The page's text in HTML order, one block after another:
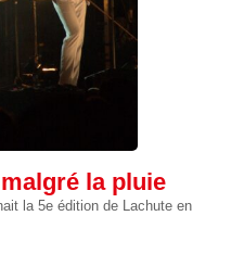
la pluie
la 5e édition de Lachute en